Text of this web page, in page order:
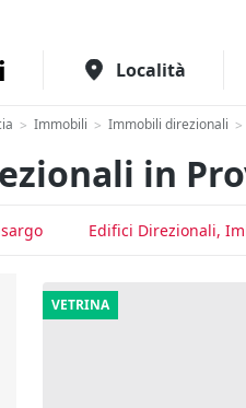
Località
> Immobili > Immobili direzionali >
in
Edifici Direzionali,
VETRINA